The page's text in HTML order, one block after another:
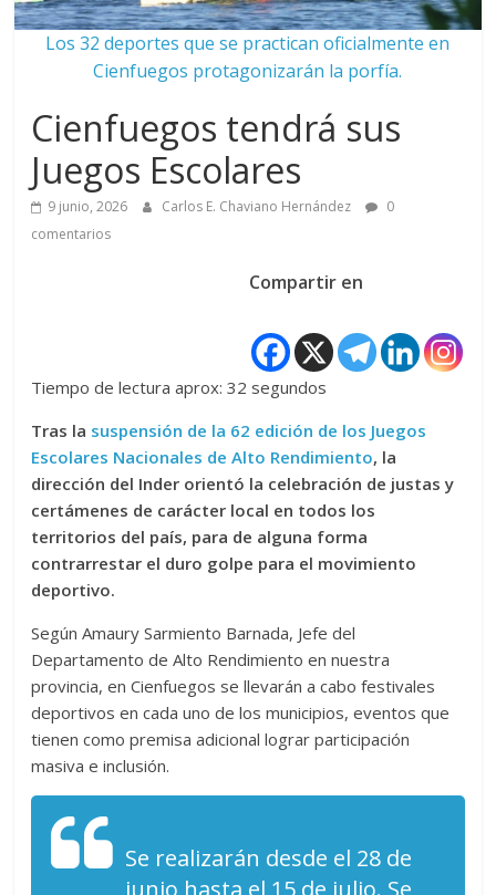
Los 32 deportes que se practican oficialmente en
Cienfuegos protagonizarán la porfía.
Cienfuegos tendrá sus
Juegos Escolares
9 junio, 2026 Carlos E. Chaviano Hernández
0
comentarios
Compartir en
Tiempo de lectura aprox: 32 segundos
Tras la suspensión de la 62 edición de los Juegos
Escolares Nacionales de Alto Rendimiento, la
dirección del Inder orientó la celebración de justas y
certámenes de carácter local en todos los
territorios del país, para de alguna forma
contrarrestar el duro golpe para el movimiento
deportivo.
Según Amaury Sarmiento Barnada, Jefe del
Departamento de Alto Rendimiento en nuestra
provincia, en Cienfuegos se llevarán a cabo festivales
deportivos en cada uno de los municipios, eventos que
tienen como premisa adicional lograr participación
masiva e inclusión.
Se realizarán desde el 28 de
junio hasta el 15 de julio. Se